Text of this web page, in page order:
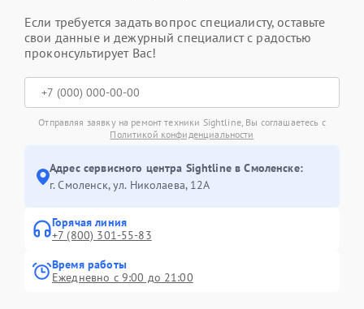
Если требуется задать вопрос специалисту, оставьте
свои данные и дежурный специалист с радостью
проконсультирует Вас!
Отправляя заявку на ремонт техники Sightline, Вы соглашаетесь с
Политикой конфиденциальности
Адрес сервисного центра Sightline в Смоленске:
г. Смоленск, ул. Николаева, 12А
Горячая линия
+7 (800) 301-55-83
Время работы
Ежедневно с 9:00 до 21:00